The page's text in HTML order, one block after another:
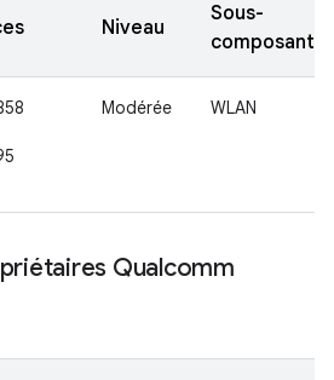
Niveau
Sous-
composant
Modérée WLAN
Qualcomm